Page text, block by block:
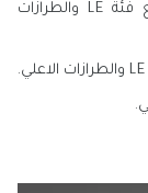
شاشات قياسية لمراقبة النقطة العمياء مع فئة LE والطرازات